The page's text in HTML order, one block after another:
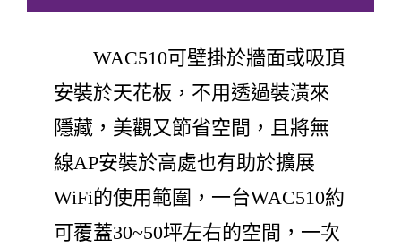
WAC510可壁掛於牆面或吸頂
安裝於天花板，不用透過裝潢來
隱藏，美觀又節省空間，且將無
線AP安裝於高處也有助於擴展
WiFi的使用範圍，一台WAC510約
可覆蓋30~50坪左右的空間，一次